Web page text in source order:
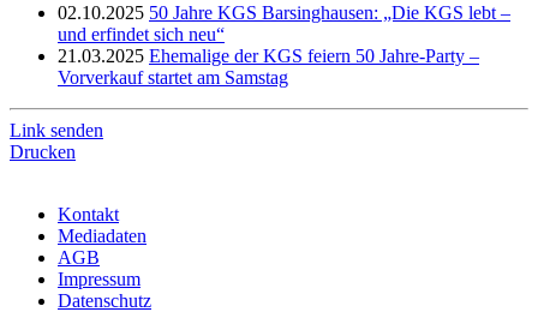
02.10.2025 50 Jahre KGS Barsinghausen: „Die KGS lebt –
und erfindet sich neu“
21.03.2025 Ehemalige der KGS feiern 50 Jahre-Party –
Vorverkauf startet am Samstag
Link senden
Drucken
Kontakt
Mediadaten
AGB
Impressum
Datenschutz